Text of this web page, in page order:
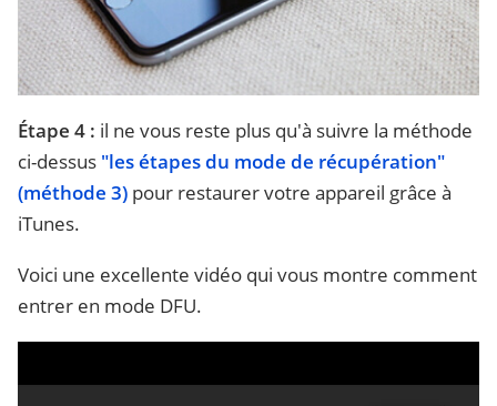
Étape 4 : il ne vous reste plus qu'à suivre la méthode
ci-dessus "les étapes du mode de récupération"
(méthode 3) pour restaurer votre appareil grâce à
iTunes.
Voici une excellente vidéo qui vous montre comment
entrer en mode DFU.